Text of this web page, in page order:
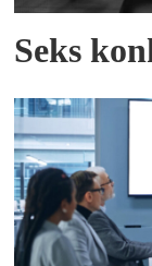
Seks